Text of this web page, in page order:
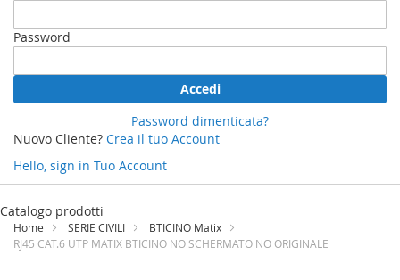
Password
Accedi
Password dimenticata?
Nuovo Cliente? Crea il tuo Account
Hello, sign in Tuo Account
Salta
contenuto
Catalogo prodotti
Home SERIE CIVILI
BTICINO Matix
RJ45 CAT.6 UTP MATIX BTICINO NO SCHERMATO NO ORIGINALE